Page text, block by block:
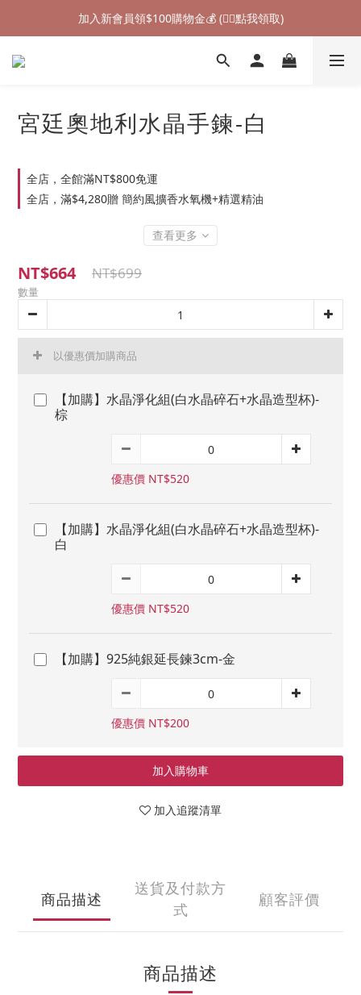
加入新會員領$100購物金💰 (👉🏻點我領取)
加入新會員領$100購物金💰 (👉🏻點我領取)
七夕情人節禮物❤85折起 (👉🏻點我探索)
宮廷奧地利水晶手鍊-白
全店，全館滿NT$800免運
全店，滿$4,280贈 簡約風擴香水氧機+精選精油
查看更多
NT$664 NT$699
數量
以優惠價加購商品
【加購】水晶淨化組(白水晶碎石+水晶造型杯)-
棕
優惠價 NT$520
【加購】水晶淨化組(白水晶碎石+水晶造型杯)-
白
優惠價 NT$520
【加購】925純銀延長鍊3cm-金
優惠價 NT$200
加入購物車
加入追蹤清單
商品描述
送貨及付款方
式
顧客評價
商品描述